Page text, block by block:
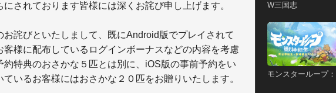
にされております皆様には深くお詫び申し上げます。
お詫びといたしまして、既にAndroid版でプレイされて
客様に配布しているログインボーナスなどの内容を考慮
約特典のおさかな５匹とは別に、iOS版の事前予約をい
ているお客様にはおさかな２０匹をお贈りいたします。
W三国志
モンスターループ